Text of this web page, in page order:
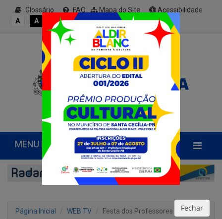
Glossário FAQ Mapa do Site
Acessibilidade
A
A A A+
MENU PRINCIPAL
Página Inicial WEB TV Festa dos Professores Fechar